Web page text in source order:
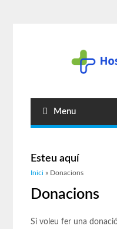
Menu
Esteu aquí
Inici » Donacions
Donacions
Si voleu fer una